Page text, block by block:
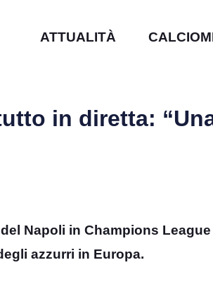
ATTUALITÀ
in diretta:
Napoli in Champions League
azzurri in Europa.